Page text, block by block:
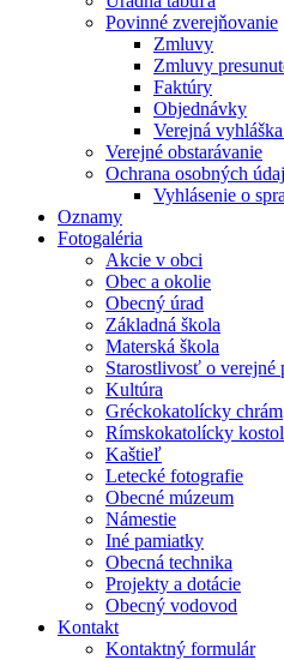
Povinné zverejňovanie
Zmluvy
Zmluvy
Faktúry
Objednávky
Verejná
Verejné obstarávanie
Ochrana osobných
Vyhlásenie o
Oznamy
Fotogaléria
Akcie v obci
Obec a okolie
Obecný úrad
Základná škola
Materská škola
Starostlivosť o verejné
Kultúra
Gréckokatolícky chrám
Rímskokatolícky kostol
Kaštieľ
Letecké fotografie
Obecné múzeum
Námestie
Iné pamiatky
Obecná technika
Projekty a dotácie
Obecný vodovod
Kontakt
Kontaktný formulár